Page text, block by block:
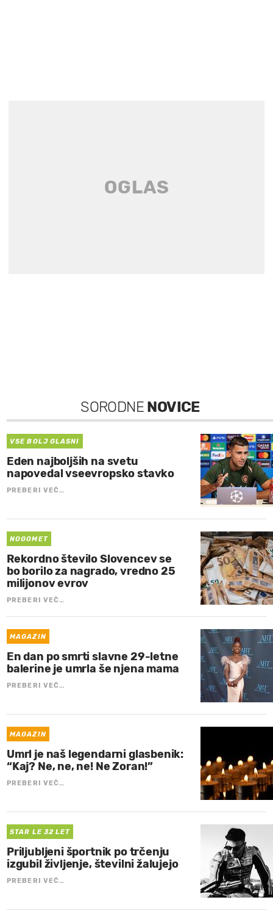
SORODNE NOVICE
VSE BOLJ GLASNI
Eden najboljših na svetu
napovedal vseevropsko stavko
PREBERI VEČ…
NOGOMET
Rekordno število Slovencev se
bo borilo za nagrado, vredno 25
milijonov evrov
PREBERI VEČ…
MAGAZIN
En dan po smrti slavne 29-letne
balerine je umrla še njena mama
PREBERI VEČ…
MAGAZIN
Umrl je naš legendarni glasbenik:
“Kaj? Ne, ne, ne! Ne Zoran!”
PREBERI VEČ…
STAR LE 32 LET
Priljubljeni športnik po trčenju
izgubil življenje, številni žalujejo
PREBERI VEČ…